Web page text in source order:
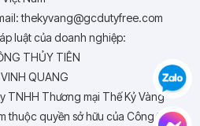
thekyvang@gcdutyfree.com
luật của doanh nghiệp:
THỦY TIÊN
QUANG
TNHH Thương mại Thế Kỷ Vàng
thuộc quyền sở hữu của Công ty